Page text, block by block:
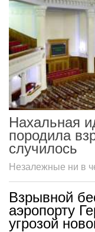
Нахальная
породила
случилось
Незалежные ни в
Взрывной
аэропорту
угрозой